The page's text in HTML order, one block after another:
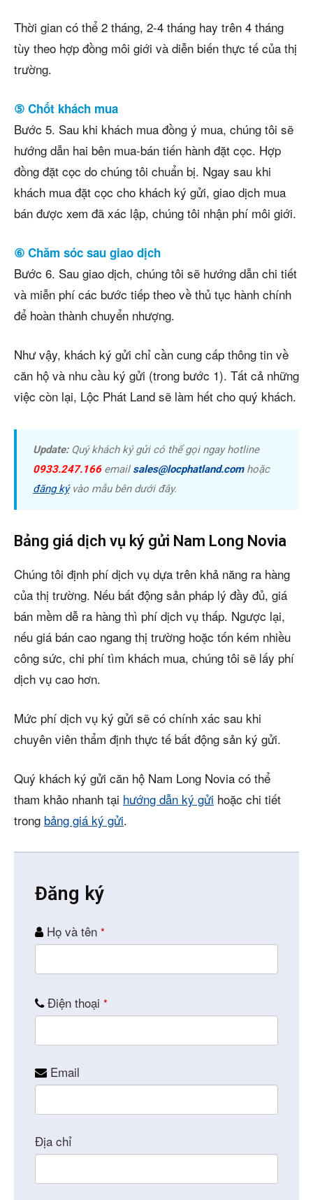
Thời gian có thể 2 tháng, 2-4 tháng hay trên 4 tháng
tùy theo hợp đồng môi giới và diễn biến thực tế của thị
trường.
⑤ Chốt khách mua
Bước 5. Sau khi khách mua đồng ý mua, chúng tôi sẽ
hướng dẫn hai bên mua-bán tiến hành đặt cọc. Hợp
đồng đặt cọc do chúng tôi chuẩn bị. Ngay sau khi
khách mua đặt cọc cho khách ký gửi, giao dịch mua
bán được xem đã xác lập, chúng tôi nhận phí môi giới.
⑥ Chăm sóc sau giao dịch
Bước 6. Sau giao dịch, chúng tôi sẽ hướng dẫn chi tiết
và miễn phí các bước tiếp theo về thủ tục hành chính
để hoàn thành chuyển nhượng.
Như vậy, khách ký gửi chỉ cần cung cấp thông tin về
căn hộ và nhu cầu ký gửi (trong bước 1). Tất cả những
việc còn lại, Lộc Phát Land sẽ làm hết cho quý khách.
Update:Quý khách ký gửi có thể gọi ngay hotline
0933.247.166 email sales@locphatland.comhoặc
đăng kývào mẫu bên dưới đây.
Bảng giá dịch vụ ký gửi Nam Long Novia
Chúng tôi định phí dịch vụ dựa trên khả năng ra hàng
của thị trường. Nếu bất động sản pháp lý đầy đủ, giá
bán mềm dễ ra hàng thì phí dịch vụ thấp. Ngược lại,
nếu giá bán cao ngang thị trường hoặc tốn kém nhiều
công sức, chi phí tìm khách mua, chúng tôi sẽ lấy phí
dịch vụ cao hơn.
Mức phí dịch vụ ký gửi sẽ có chính xác sau khi
chuyên viên thẩm định thực tế bất động sản ký gửi.
Quý khách ký gửi căn hộ Nam Long Novia có thể
tham khảo nhanh tại hướng dẫn ký gửi hoặc chi tiết
trong bảng giá ký gửi.
Đăng ký
Họ và tên *
Điện thoại *
Email
Company
Name
Địa chỉ